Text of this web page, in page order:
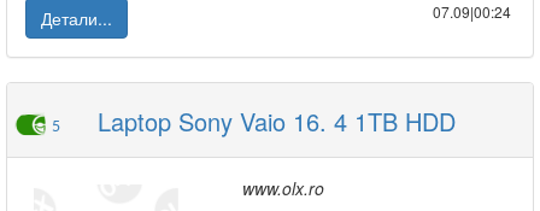
Детали...
07.09|00:24
5 Laptop Sony Vaio 16. 4 1TB HDD
www.olx.ro